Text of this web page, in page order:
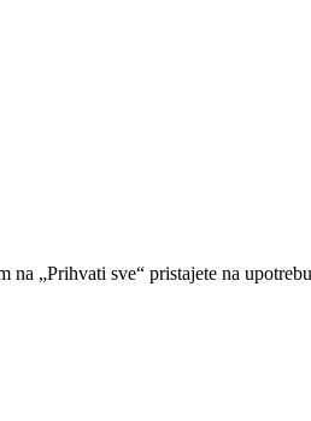
„Prihvati sve“ pristajete na